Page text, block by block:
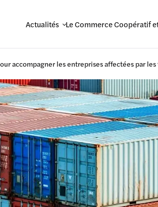
Actualités Le Commerce Coopératif
accompagner les entreprises affectées par